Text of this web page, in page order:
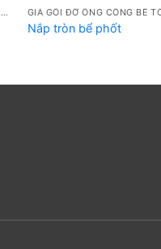
GIÁ GỐI ĐỠ ỐNG CỐNG BÊ TÔNG CỐT THÉP ĐÚC SẴN
Nắp tròn bể phốt